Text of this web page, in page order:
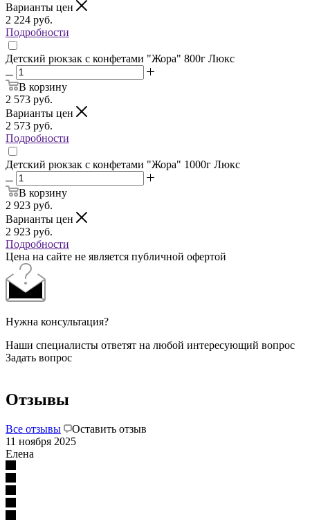
Варианты цен
2 224 руб.
Подробности
Детский рюкзак с конфетами "Жора" 800г Люкс
В корзину
2 573 руб.
Варианты цен
2 573 руб.
Подробности
Детский рюкзак с конфетами "Жора" 1000г Люкс
В корзину
2 923 руб.
Варианты цен
2 923 руб.
Подробности
Цена на сайте не является публичной офертой
Нужна консультация?
Наши специалисты ответят на любой интересующий вопрос
Задать вопрос
Отзывы
Все отзывы
Оставить отзыв
11 ноября 2025
Елена